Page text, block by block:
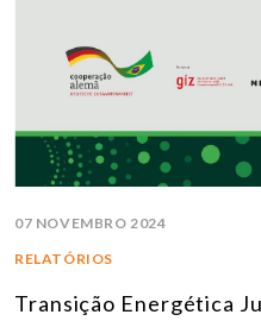
07 NOVEMBRO 2024
RELATÓRIOS
Transição Energética